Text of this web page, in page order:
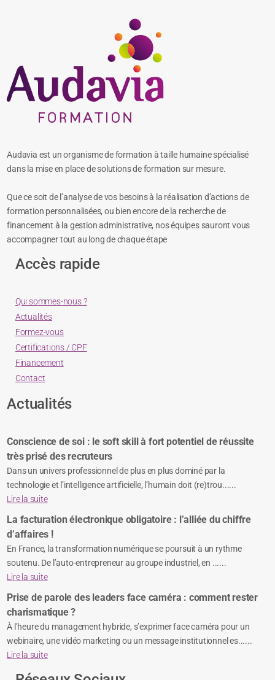
Audavia est un organisme de formation à taille humaine spécialisé
dans la mise en place de solutions de formation sur mesure.
Que ce soit de l’analyse de vos besoins à la réalisation d’actions de
formation personnalisées, ou bien encore de la recherche de
financement à la gestion administrative, nos équipes sauront vous
accompagner tout au long de chaque étape
Accès rapide
Qui sommes-nous ?
Actualités
Formez-vous
Certifications / CPF
Financement
Contact
Actualités
Conscience de soi : le soft skill à fort potentiel de réussite
très prisé des recruteurs
Dans un univers professionnel de plus en plus dominé par la
technologie et l’intelligence artificielle, l’humain doit (re)trou......
Lire la suite
La facturation électronique obligatoire : l’alliée du chiffre
d’affaires !
En France, la transformation numérique se poursuit à un rythme
soutenu. De l’auto-entrepreneur au groupe industriel, en ......
Lire la suite
Prise de parole des leaders face caméra : comment rester
charismatique ?
À l’heure du management hybride, s’exprimer face caméra pour un
webinaire, une vidéo marketing ou un message institutionnel es......
Lire la suite